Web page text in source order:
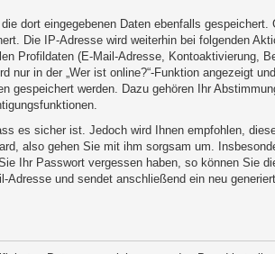
dort eingegebenen Daten ebenfalls
Die IP-Adresse wird weiterhin bei folgenden
Profildaten (E-Mail-Adresse, Kontoaktivierung,
in der „Wer ist online?“-Funktion angezeigt
gespeichert werden. Dazu gehören Ihr
es sicher ist. Jedoch wird Ihnen empfohlen,
also gehen Sie mit ihm sorgsam um.
Ihr Passwort vergessen haben, so können Sie
und sendet anschließend ein neu